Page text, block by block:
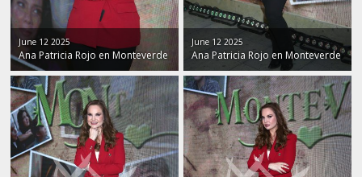
June 12 2025
Ana Patricia Rojo en Monteverde
June 12 2025
Ana Patricia Rojo en Monteverde